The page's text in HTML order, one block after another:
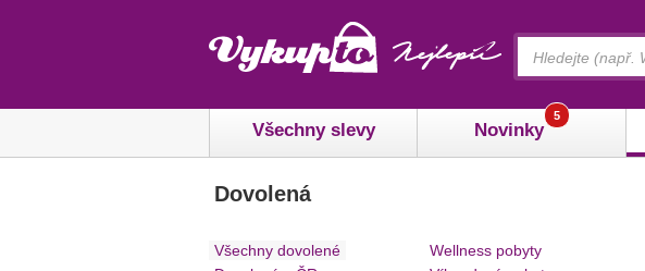
Všechny slevy Novinky
5
Dovolená
Všechny dovolené
Wellness pobyty